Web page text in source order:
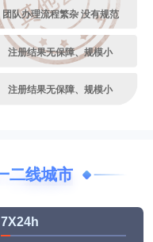
团队办理流程繁杂 没有规范
注册结果无保障、规模小
注册结果无保障、规模小
二线城市
7X24h